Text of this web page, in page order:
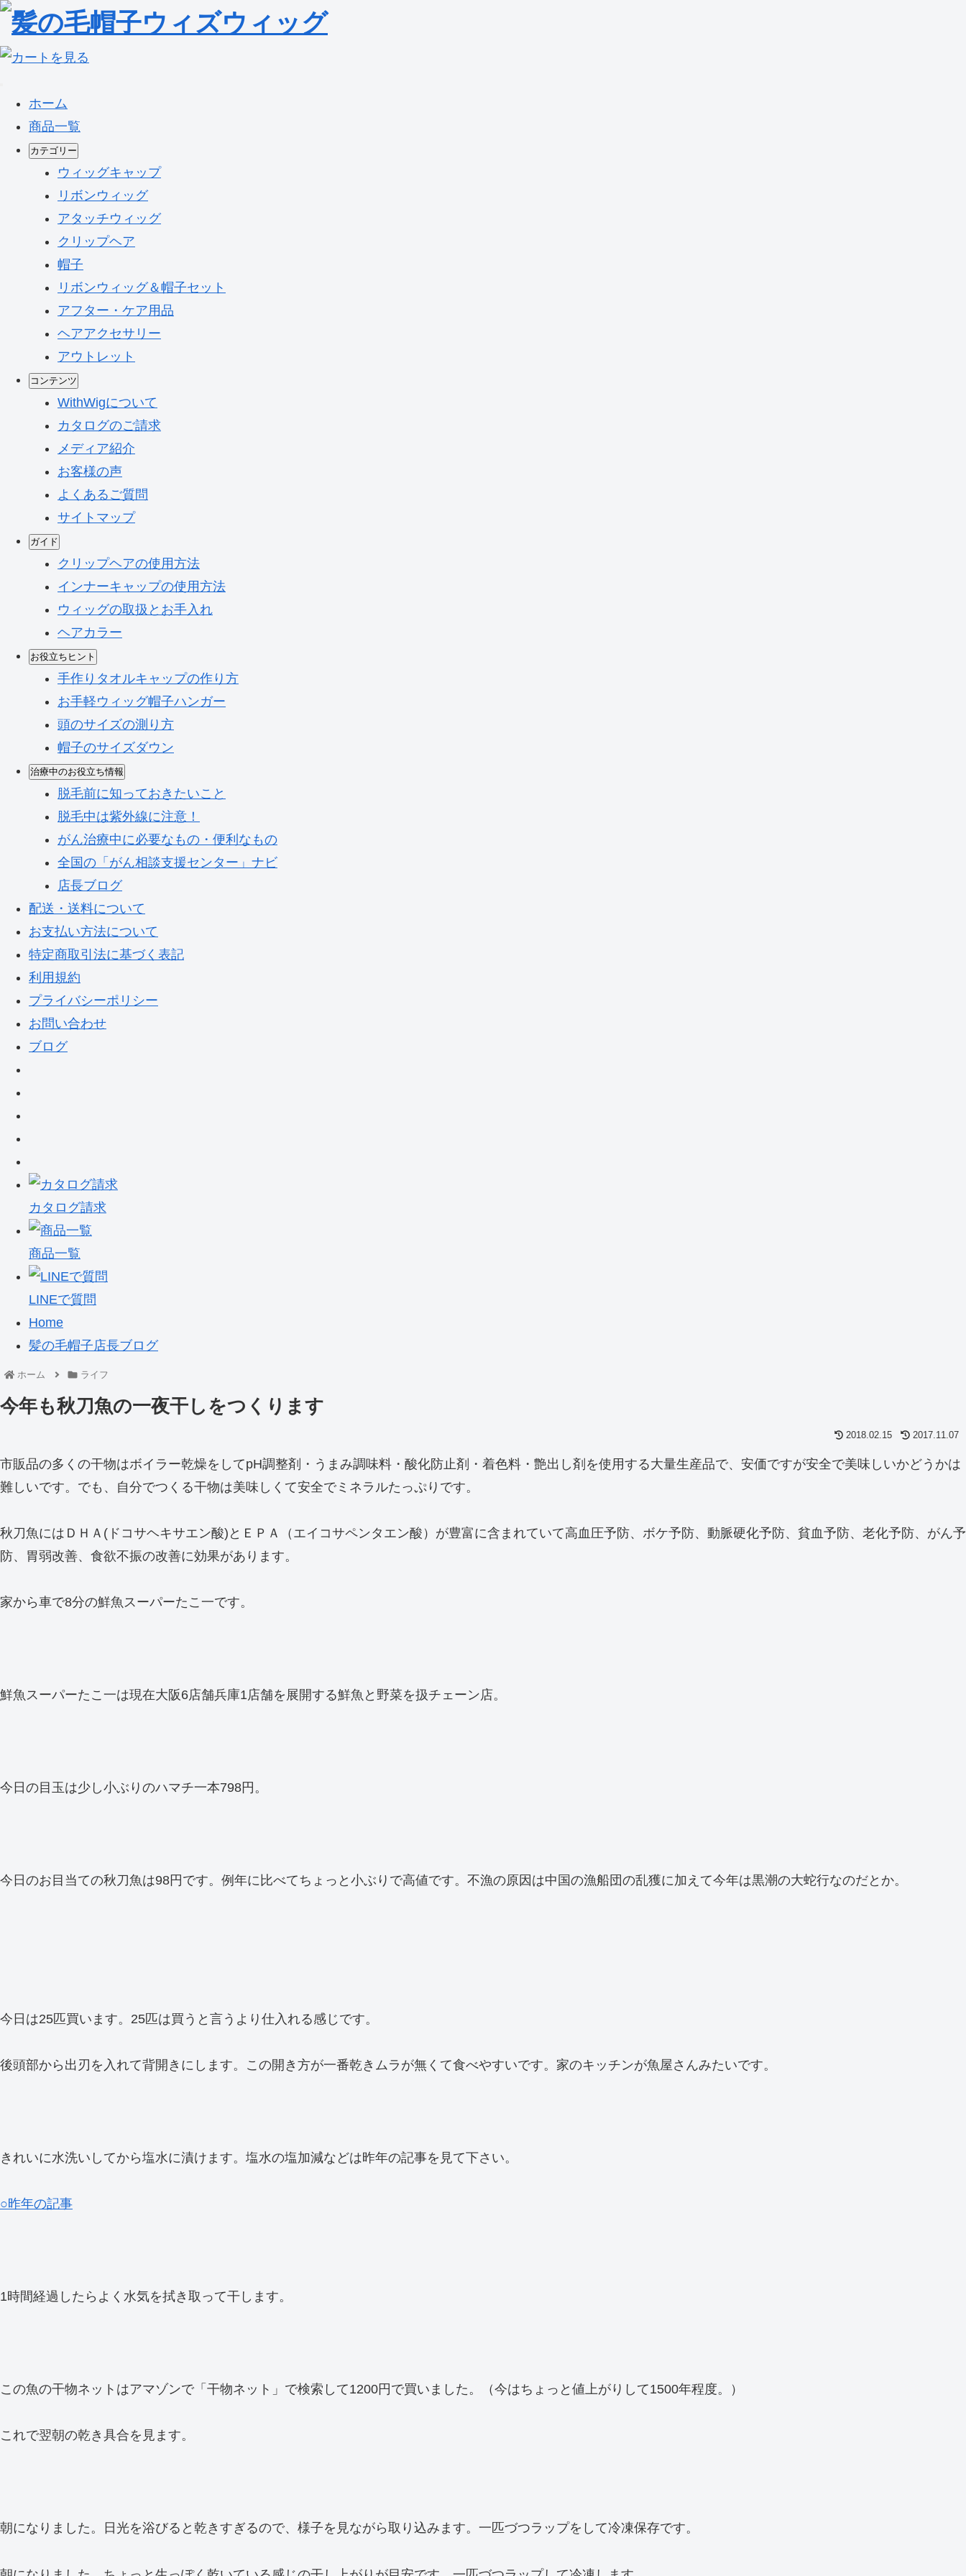
ホーム
商品一覧
カテゴリー
ウィッグキャップ
リボンウィッグ
アタッチウィッグ
クリップヘア
帽子
リボンウィッグ＆帽子セット
アフター・ケア用品
ヘアアクセサリー
アウトレット
コンテンツ
WithWigについて
カタログのご請求
メディア紹介
お客様の声
よくあるご質問
サイトマップ
ガイド
クリップヘアの使用方法
インナーキャップの使用方法
ウィッグの取扱とお手入れ
ヘアカラー
お役立ちヒント
手作りタオルキャップの作り方
お手軽ウィッグ帽子ハンガー
頭のサイズの測り方
帽子のサイズダウン
治療中のお役立ち情報
脱毛前に知っておきたいこと
脱毛中は紫外線に注意！
がん治療中に必要なもの・便利なもの
全国の「がん相談支援センター」ナビ
店長ブログ
配送・送料について
お支払い方法について
特定商取引法に基づく表記
利用規約
プライバシーポリシー
お問い合わせ
ブログ
カタログ請求
商品一覧
LINEで質問
Home
髪の毛帽子店長ブログ
ホーム ライフ
今年も秋刀魚の一夜干しをつくります
2018.02.15 2017.11.07
市販品の多くの干物はボイラー乾燥をしてpH調整剤・うまみ調味料・酸化防止剤・着色料・艶出し剤を使用する大量生産品で、安価ですが安全で美味しいかどうかは
難しいです。でも、自分でつくる干物は美味しくて安全でミネラルたっぷりです。
秋刀魚にはＤＨＡ(ドコサヘキサエン酸)とＥＰＡ（エイコサペンタエン酸）が豊富に含まれていて高血圧予防、ボケ予防、動脈硬化予防、貧血予防、老化予防、がん予
防、胃弱改善、食欲不振の改善に効果があります。
家から車で8分の鮮魚スーパーたこ一です。
鮮魚スーパーたこ一は現在大阪6店舗兵庫1店舗を展開する鮮魚と野菜を扱チェーン店。
今日の目玉は少し小ぶりのハマチ一本798円。
今日のお目当ての秋刀魚は98円です。例年に比べてちょっと小ぶりで高値です。不漁の原因は中国の漁船団の乱獲に加えて今年は黒潮の大蛇行なのだとか。
今日は25匹買います。25匹は買うと言うより仕入れる感じです。
後頭部から出刃を入れて背開きにします。この開き方が一番乾きムラが無くて食べやすいです。家のキッチンが魚屋さんみたいです。
きれいに水洗いしてから塩水に漬けます。塩水の塩加減などは昨年の記事を見て下さい。
○昨年の記事
1時間経過したらよく水気を拭き取って干します。
この魚の干物ネットはアマゾンで「干物ネット」で検索して1200円で買いました。（今はちょっと値上がりして1500年程度。）
これで翌朝の乾き具合を見ます。
朝になりました。日光を浴びると乾きすぎるので、様子を見ながら取り込みます。一匹づつラップをして冷凍保存です。